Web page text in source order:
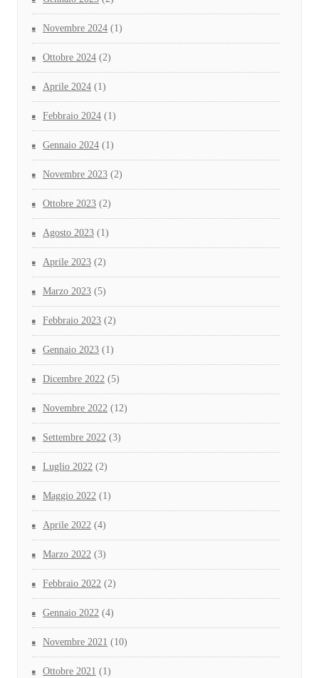
Novembre 2024 (1)
Ottobre 2024 (2)
Aprile 2024 (1)
Febbraio 2024 (1)
Gennaio 2024 (1)
Novembre 2023 (2)
Ottobre 2023 (2)
Agosto 2023 (1)
Aprile 2023 (2)
Marzo 2023 (5)
Febbraio 2023 (2)
Gennaio 2023 (1)
Dicembre 2022 (5)
Novembre 2022 (12)
Settembre 2022 (3)
Luglio 2022 (2)
Maggio 2022 (1)
Aprile 2022 (4)
Marzo 2022 (3)
Febbraio 2022 (2)
Gennaio 2022 (4)
Novembre 2021 (10)
Ottobre 2021 (1)